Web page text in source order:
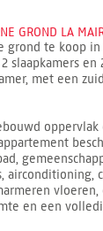
GROND LA
grond te koop in
slaapkamers en
met een
oppervlak
airconditioning,
vloeren,
en een